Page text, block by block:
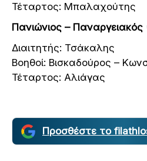
Τέταρτος: Μπαλαχούτης
Πανιώνιος –
Διαιτητής: Τσάκαλης
Βοηθοί: Βισκαδούρος –
Τέταρτος: Αλιάγας
Προσθέστε το